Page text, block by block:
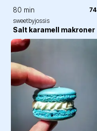
80 min
74
sweetbyjossis
Salt karamell makroner